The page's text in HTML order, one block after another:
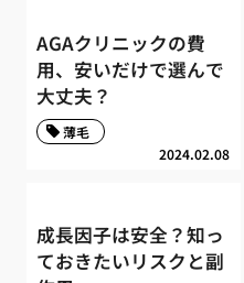
AGAクリニックの費
用、安いだけで選んで
大丈夫？
2024.02.08
薄毛
成長因子は安全？知っ
ておきたいリスクと副